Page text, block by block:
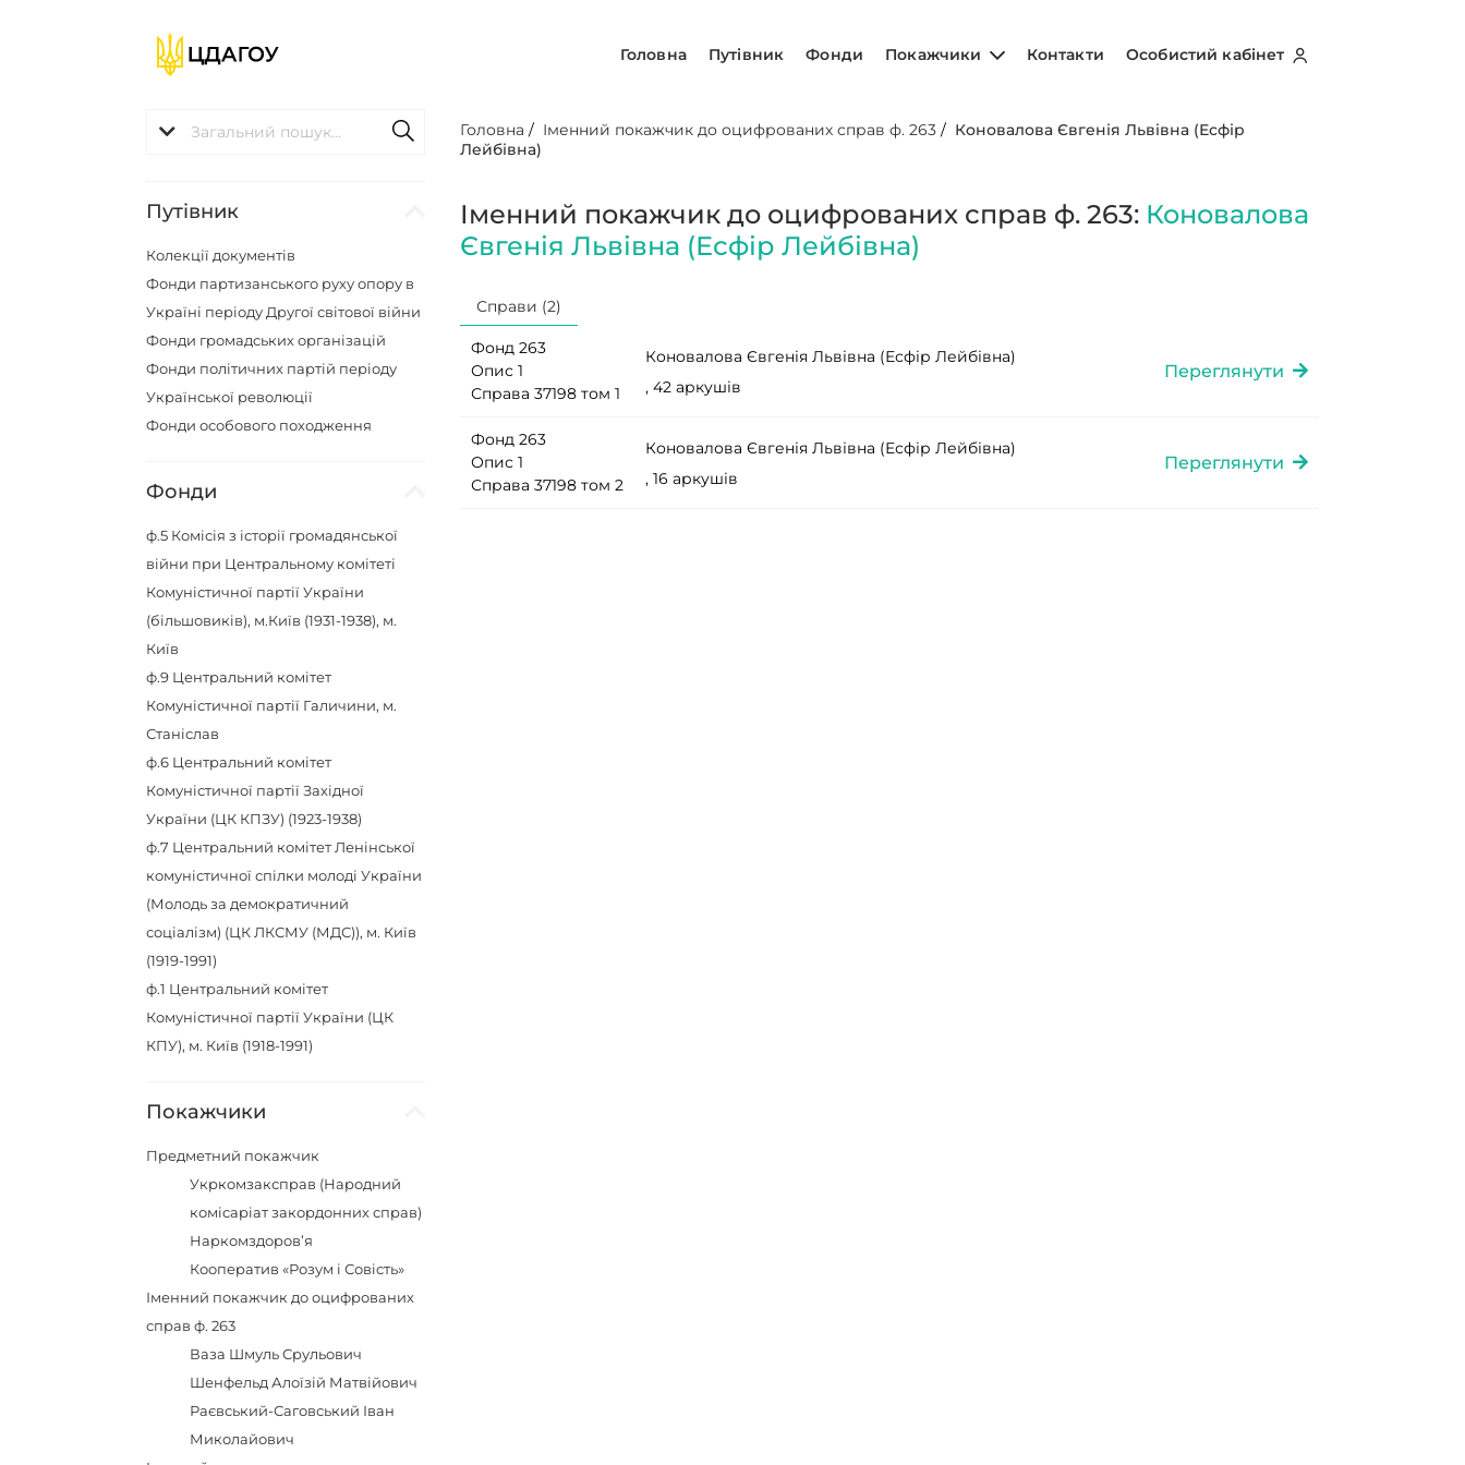
Головна Путівник Фонди Покажчики Контакти Особистий кабінет
Путівник
Колекції документів
Фонди партизанського руху опору в
Україні періоду Другої світової війни
Фонди громадських організацій
Фонди політичних партій періоду
Української революції
Фонди особового походження
Фонди
ф.5 Комісія з історії громадянської
війни при Центральному комітеті
Комуністичної партії України
(більшовиків), м.Київ (1931-1938), м.
Київ
ф.9 Центральний комітет
Комуністичної партії Галичини, м.
Станіслав
ф.6 Центральний комітет
Комуністичної партії Західної
України (ЦК КПЗУ) (1923-1938)
ф.7 Центральний комітет Ленінської
комуністичної спілки молоді України
(Молодь за демократичний
соціалізм) (ЦК ЛКСМУ (МДС)), м. Київ
(1919-1991)
ф.1 Центральний комітет
Комуністичної партії України (ЦК
КПУ), м. Київ (1918-1991)
Покажчики
Предметний покажчик
Укркомзаксправ (Народний
комісаріат закордонних справ)
Наркомздоров’я
Кооператив «Розум і Совість»
Іменний покажчик до оцифрованих
справ ф. 263
Ваза Шмуль Срульович
Шенфельд Алоїзій Матвійович
Раєвський-Саговський Іван
Миколайович
Головна / Іменний покажчик до оцифрованих справ ф. 263 / Коновалова Євгенія Львівна (Есфір
Лейбівна)
Іменний покажчик до оцифрованих справ ф. 263: Коновалова
Євгенія Львівна (Есфір Лейбівна)
Справи (2)
Фонд 263
Опис 1
Справа 37198 том 1
Коновалова Євгенія Львівна (Есфір Лейбівна)
, 42 аркушів
Переглянути
Фонд 263
Опис 1
Справа 37198 том 2
Коновалова Євгенія Львівна (Есфір Лейбівна)
, 16 аркушів
Переглянути